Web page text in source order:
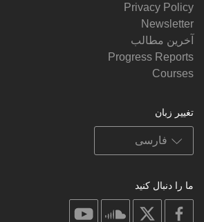
Privacy Policy
Newsletter
آخرین مطالب
Progress Reports
Courses
تغییر زبان
ما را دنبال کنید
facebook
soundcloud